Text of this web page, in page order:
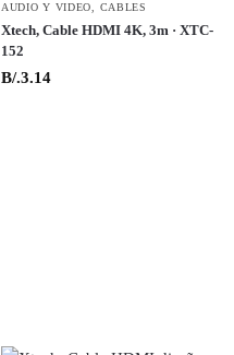
AUDIO Y VIDEO CABLES
Xtech, Cable HDMI 4K, 3m · XTC-
152
B/.3.14